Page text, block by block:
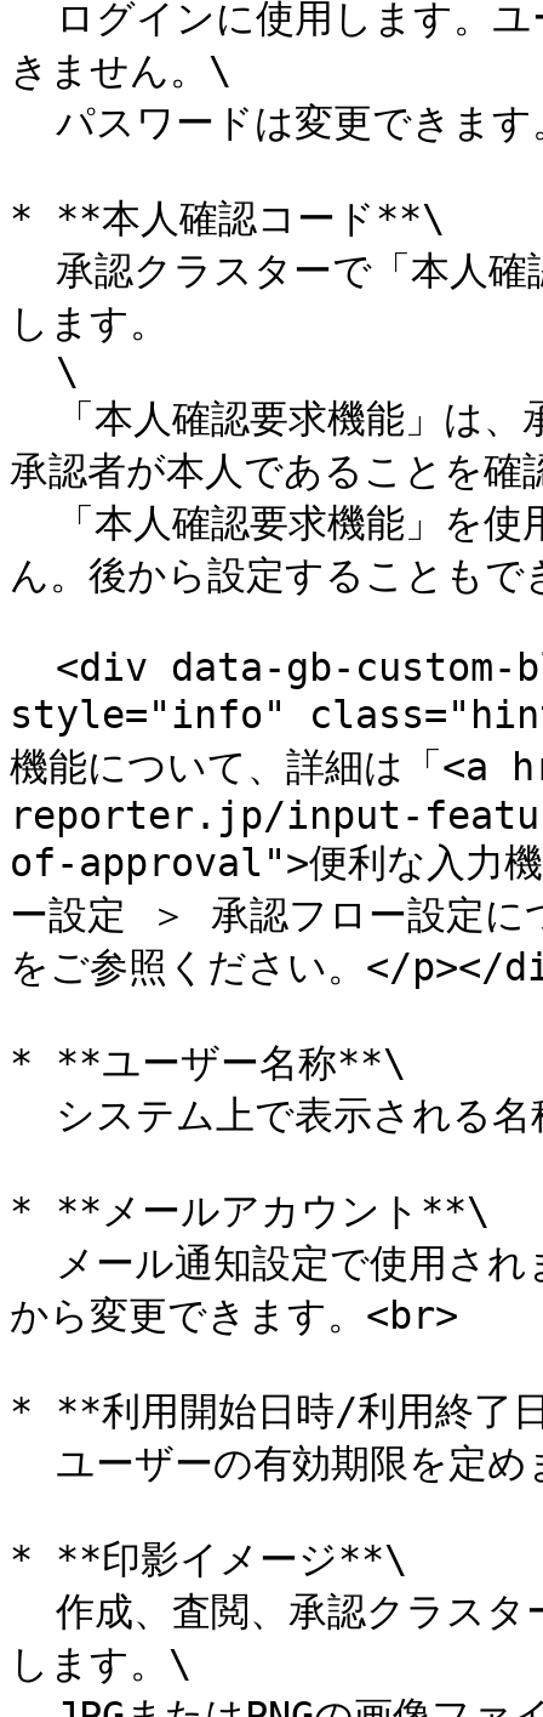
きません。\
* **本人確認コード**\
します。
承認者が本人であることを
ん。後から設定することもで
style="info" class="hint
機能について、詳細は「
reporter.jp/input-
of-approval">便利な入力機
ー設定 ＞ 承認フロー設定
をご参照ください。</p></
* **ユーザー名称**\
* **メールアカウント**\
から変更できます。<br>
* **利用開始日時/利用終了
* **印影イメージ**\
します。\